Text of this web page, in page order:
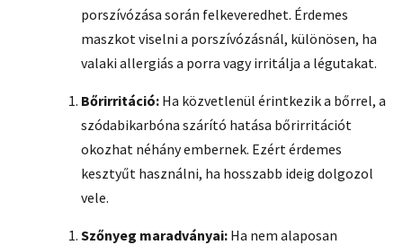
porszívózása során felkeveredhet. Érdemes
maszkot viselni a porszívózásnál, különösen, ha
valaki allergiás a porra vagy irritálja a légutakat.
Bőrirritáció: Ha közvetlenül érintkezik a bőrrel, a
szódabikarbóna szárító hatása bőrirritációt
okozhat néhány embernek. Ezért érdemes
kesztyűt használni, ha hosszabb ideig dolgozol
vele.
Szőnyeg maradványai: Ha nem alaposan